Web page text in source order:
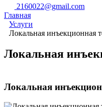
2160022@gmail.com
Главная
Услуги
Локальная инъекционная
Локальная
Локальная